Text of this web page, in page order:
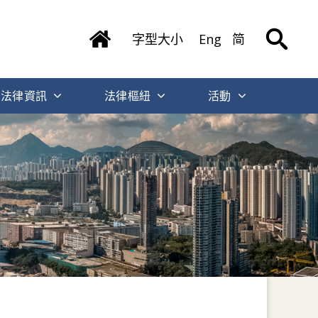
字型大小 Eng 简
法律資訊 法律樞紐 活動